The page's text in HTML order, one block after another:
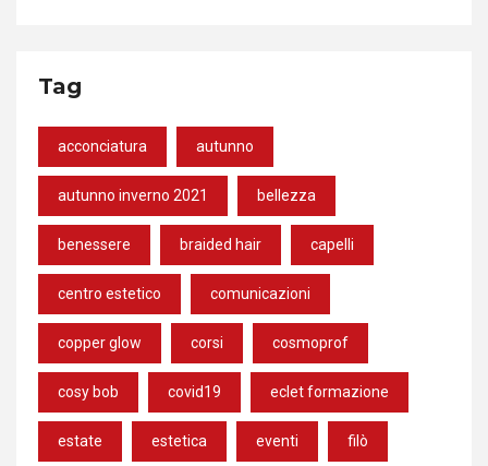
Tag
acconciatura autunno
autunno inverno 2021 bellezza
benessere braided hair capelli
centro estetico comunicazioni
copper glow corsi cosmoprof
cosy bob covid19 eclet formazione
estate estetica eventi filò